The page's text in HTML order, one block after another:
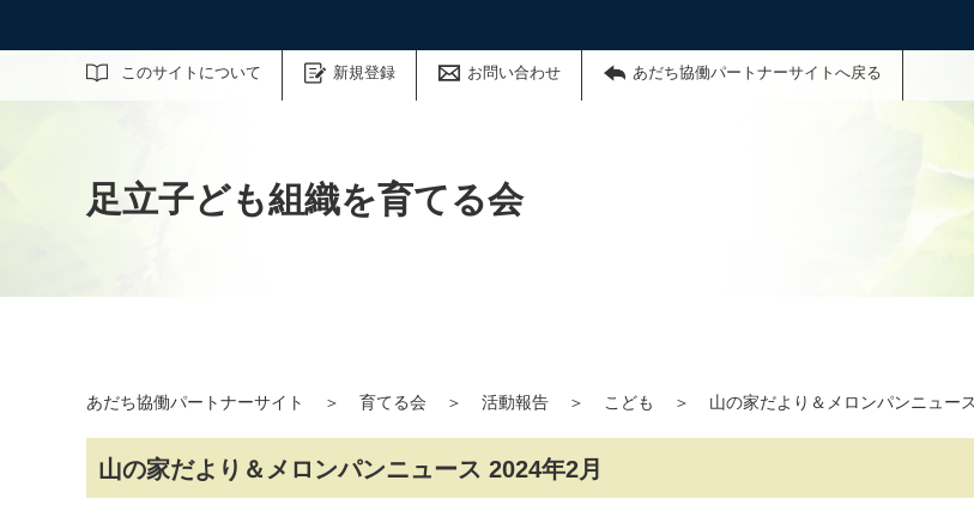
このサイトについて 新規登録 お問い合わせ あだち協働パートナーサイトへ戻る
サイト内検索
足立子ども組織を育てる会
あだち協働パートナーサイト ＞ 育てる会 ＞ 活動報告 ＞ こども ＞ 山の家だより＆メロンパンニュー
山の家だより＆メロンパンニュース 2024年2月